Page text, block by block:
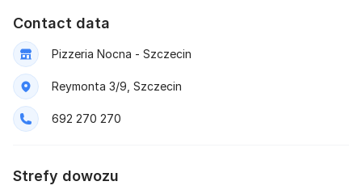
Contact data
Pizzeria Nocna - Szczecin
Reymonta 3/9, Szczecin
692 270 270
Strefy dowozu